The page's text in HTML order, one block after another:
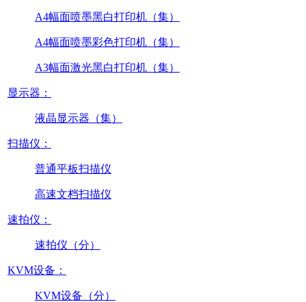
A4幅面喷墨黑白打印机（集）
A4幅面喷墨彩色打印机（集）
A3幅面激光黑白打印机（集）
显示器：
液晶显示器（集）
扫描仪：
普通平板扫描仪
高速文档扫描仪
速拍仪：
速拍仪（分）
KVM设备：
KVM设备（分）